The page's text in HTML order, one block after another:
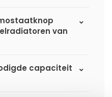
van
capaciteit